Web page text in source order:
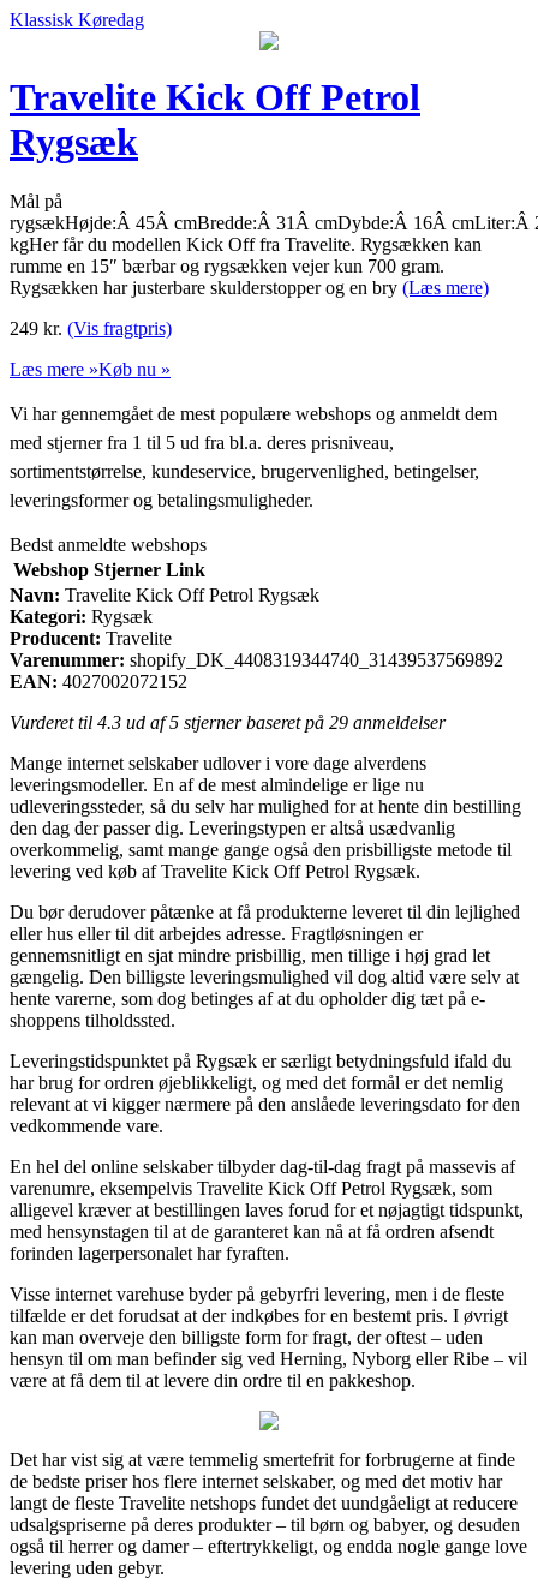
Klassisk Køredag
Travelite Kick Off Petrol
Rygsæk
Mål på
rygsækHøjde:Â 45Â cmBredde:Â 31Â cmDybde:Â 16Â
kgHer får du modellen Kick Off fra Travelite. Rygsækken kan
rumme en 15″ bærbar og rygsækken vejer kun 700 gram.
Rygsækken har justerbare skulderstopper og en bry (Læs mere)
249 kr. (Vis fragtpris)
Læs mere »Køb nu »
Vi har gennemgået de mest populære webshops og anmeldt dem
med stjerner fra 1 til 5 ud fra bl.a. deres prisniveau,
sortimentstørrelse, kundeservice, brugervenlighed, betingelser,
leveringsformer og betalingsmuligheder.
Bedst anmeldte webshops
Webshop Stjerner Link
Navn: Travelite Kick Off Petrol Rygsæk
Kategori: Rygsæk
Producent: Travelite
Varenummer: shopify_DK_4408319344740_31439537569892
EAN: 4027002072152
Vurderet til 4.3 ud af 5 stjerner baseret på 29 anmeldelser
Mange internet selskaber udlover i vore dage alverdens
leveringsmodeller. En af de mest almindelige er lige nu
udleveringssteder, så du selv har mulighed for at hente din bestilling
den dag der passer dig. Leveringstypen er altså usædvanlig
overkommelig, samt mange gange også den prisbilligste metode til
levering ved køb af Travelite Kick Off Petrol Rygsæk.
Du bør derudover påtænke at få produkterne leveret til din lejlighed
eller hus eller til dit arbejdes adresse. Fragtløsningen er
gennemsnitligt en sjat mindre prisbillig, men tillige i høj grad let
gængelig. Den billigste leveringsmulighed vil dog altid være selv at
hente varerne, som dog betinges af at du opholder dig tæt på e-
shoppens tilholdssted.
Leveringstidspunktet på Rygsæk er særligt betydningsfuld ifald du
har brug for ordren øjeblikkeligt, og med det formål er det nemlig
relevant at vi kigger nærmere på den anslåede leveringsdato for den
vedkommende vare.
En hel del online selskaber tilbyder dag-til-dag fragt på massevis af
varenumre, eksempelvis Travelite Kick Off Petrol Rygsæk, som
alligevel kræver at bestillingen laves forud for et nøjagtigt tidspunkt,
med hensynstagen til at de garanteret kan nå at få ordren afsendt
forinden lagerpersonalet har fyraften.
Visse internet varehuse byder på gebyrfri levering, men i de fleste
tilfælde er det forudsat at der indkøbes for en bestemt pris. I øvrigt
kan man overveje den billigste form for fragt, der oftest – uden
hensyn til om man befinder sig ved Herning, Nyborg eller Ribe – vil
være at få dem til at levere din ordre til en pakkeshop.
Det har vist sig at være temmelig smertefrit for forbrugerne at finde
de bedste priser hos flere internet selskaber, og med det motiv har
langt de fleste Travelite netshops fundet det uundgåeligt at reducere
udsalgspriserne på deres produkter – til børn og babyer, og desuden
også til herrer og damer – eftertrykkeligt, og endda nogle gange love
levering uden gebyr.